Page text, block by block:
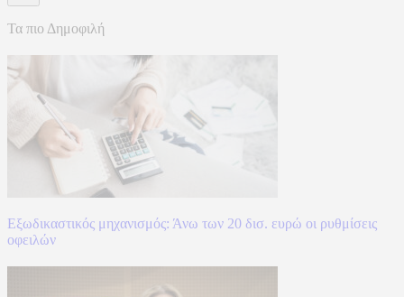
Τα πιο Δημοφιλή
Εξωδικαστικός μηχανισμός: Άνω των 20 δισ. ευρώ οι ρυθμίσεις
οφειλών